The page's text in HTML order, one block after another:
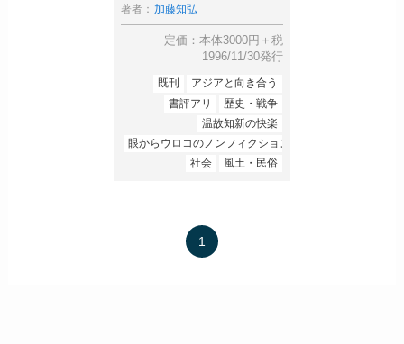
著者： 加藤知弘
定価：本体3000円＋税
1996/11/30発行
既刊
アジアと向き合う
書評アリ
歴史・戦争
温故知新の快楽
眼からウロコのノンフィクション
社会
風土・民俗
1